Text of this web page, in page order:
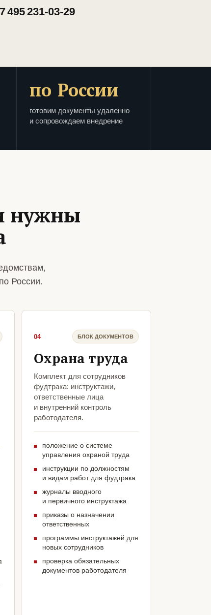
495 231-03-29
по России
готовим документы удаленно
и сопровождаем внедрение
нужны
России.
04 БЛОК ДОКУМЕНТОВ
Охрана труда
Комплект для сотрудников
фудтрака: инструктажи,
ответственные лица
и внутренний контроль
работодателя.
положение о системе
управления охраной труда
инструкции по должностям
и видам работ для фудтрака
журналы вводного
и первичного инструктажа
приказы о назначении
ответственных
программы инструктажей для
новых сотрудников
проверка обязательных
документов работодателя